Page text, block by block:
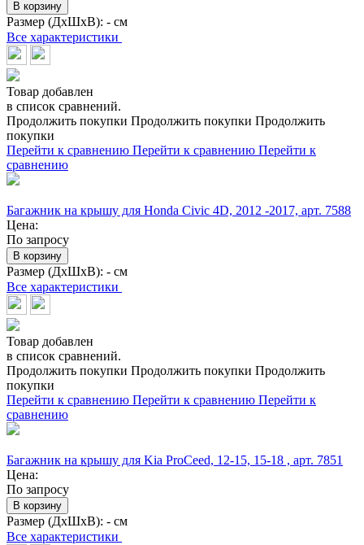
В корзину
Размер (ДхШхВ): - см
Все характеристики
Товар добавлен
в список сравнений.
Продолжить покупки Продолжить покупки Продолжить
покупки
Перейти к сравнению Перейти к сравнению Перейти к
сравнению
Багажник на крышу для Honda Civic 4D, 2012 -2017, арт. 7588
Цена:
По запросу
В корзину
Размер (ДхШхВ): - см
Все характеристики
Товар добавлен
в список сравнений.
Продолжить покупки Продолжить покупки Продолжить
покупки
Перейти к сравнению Перейти к сравнению Перейти к
сравнению
Багажник на крышу для Kia ProCeed, 12-15, 15-18 , арт. 7851
Цена:
По запросу
В корзину
Размер (ДхШхВ): - см
Все характеристики